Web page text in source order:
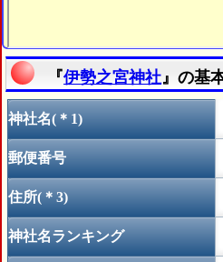
『伊勢之宮神社』の基
神社名(＊1)
郵便番号
住所(＊3)
神社名ランキング